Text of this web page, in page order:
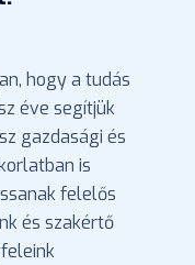
hogy a tudás
éve segítjük
gazdasági és
is
felelős
és szakértő